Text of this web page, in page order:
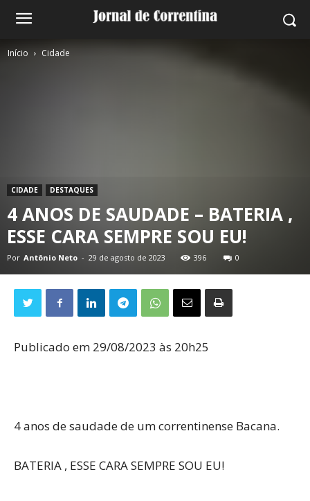
Início Cidade
CIDADE DESTAQUES
4 ANOS DE SAUDADE – BATERIA ,
ESSE CARA SEMPRE SOU EU!
Por Antônio Neto - 29 de agosto de 2023 396 0
Publicado em 29/08/2023 às 20h25
4 anos de saudade de um correntinense Bacana.
BATERIA , ESSE CARA SEMPRE SOU EU!